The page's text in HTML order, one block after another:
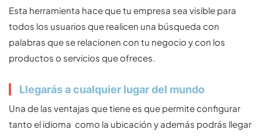
Esta herramienta hace que tu empresa sea visible para
todos los usuarios que realicen una búsqueda con
palabras que se relacionen con tu negocio y con los
productos o servicios que ofreces.
Llegarás a cualquier lugar del mundo
Una de las ventajas que tiene es que permite configurar
tanto el idioma como la ubicación y además podrás llegar